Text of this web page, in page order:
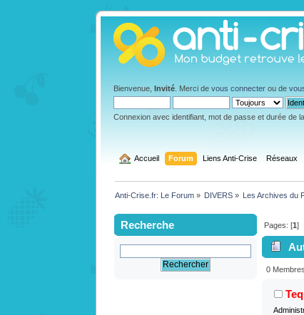
Bienvenue,Invité . Merci devous connecter ou de
Connexion avec identifiant, mot de passe et durée de
Accueil Forum Liens Anti-Crise Réseaux
Anti-Crise.fr: Le Forum» DIVERS» Les Archives du
Recherche Pages: [1]
0
Teq